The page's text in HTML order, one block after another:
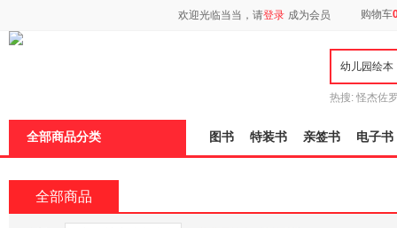
欢迎光临当当，请登录 成为会员 购物车
热搜: 怪杰佐
全部商品分类 图书 特装书 亲签书 电子书
全部商品
页
加